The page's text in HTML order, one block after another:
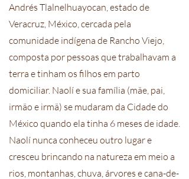
Andrés Tlalnelhuayocan, estado de
Veracruz, México, cercada pela
comunidade indígena de Rancho Viejo,
composta por pessoas que trabalhavam a
terra e tinham os filhos em parto
domiciliar. Naolí e sua família (mãe, pai,
irmão e irmã) se mudaram da Cidade do
México quando ela tinha 6 meses de idade.
Naolí nunca conheceu outro lugar e
cresceu brincando na natureza em meio a
rios, montanhas, chuva, árvores e cana-de-